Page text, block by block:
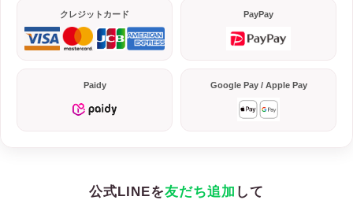
クレジットカード PayPay
Paidy Google Pay / Apple Pay
公式LINEを友だち追加 して